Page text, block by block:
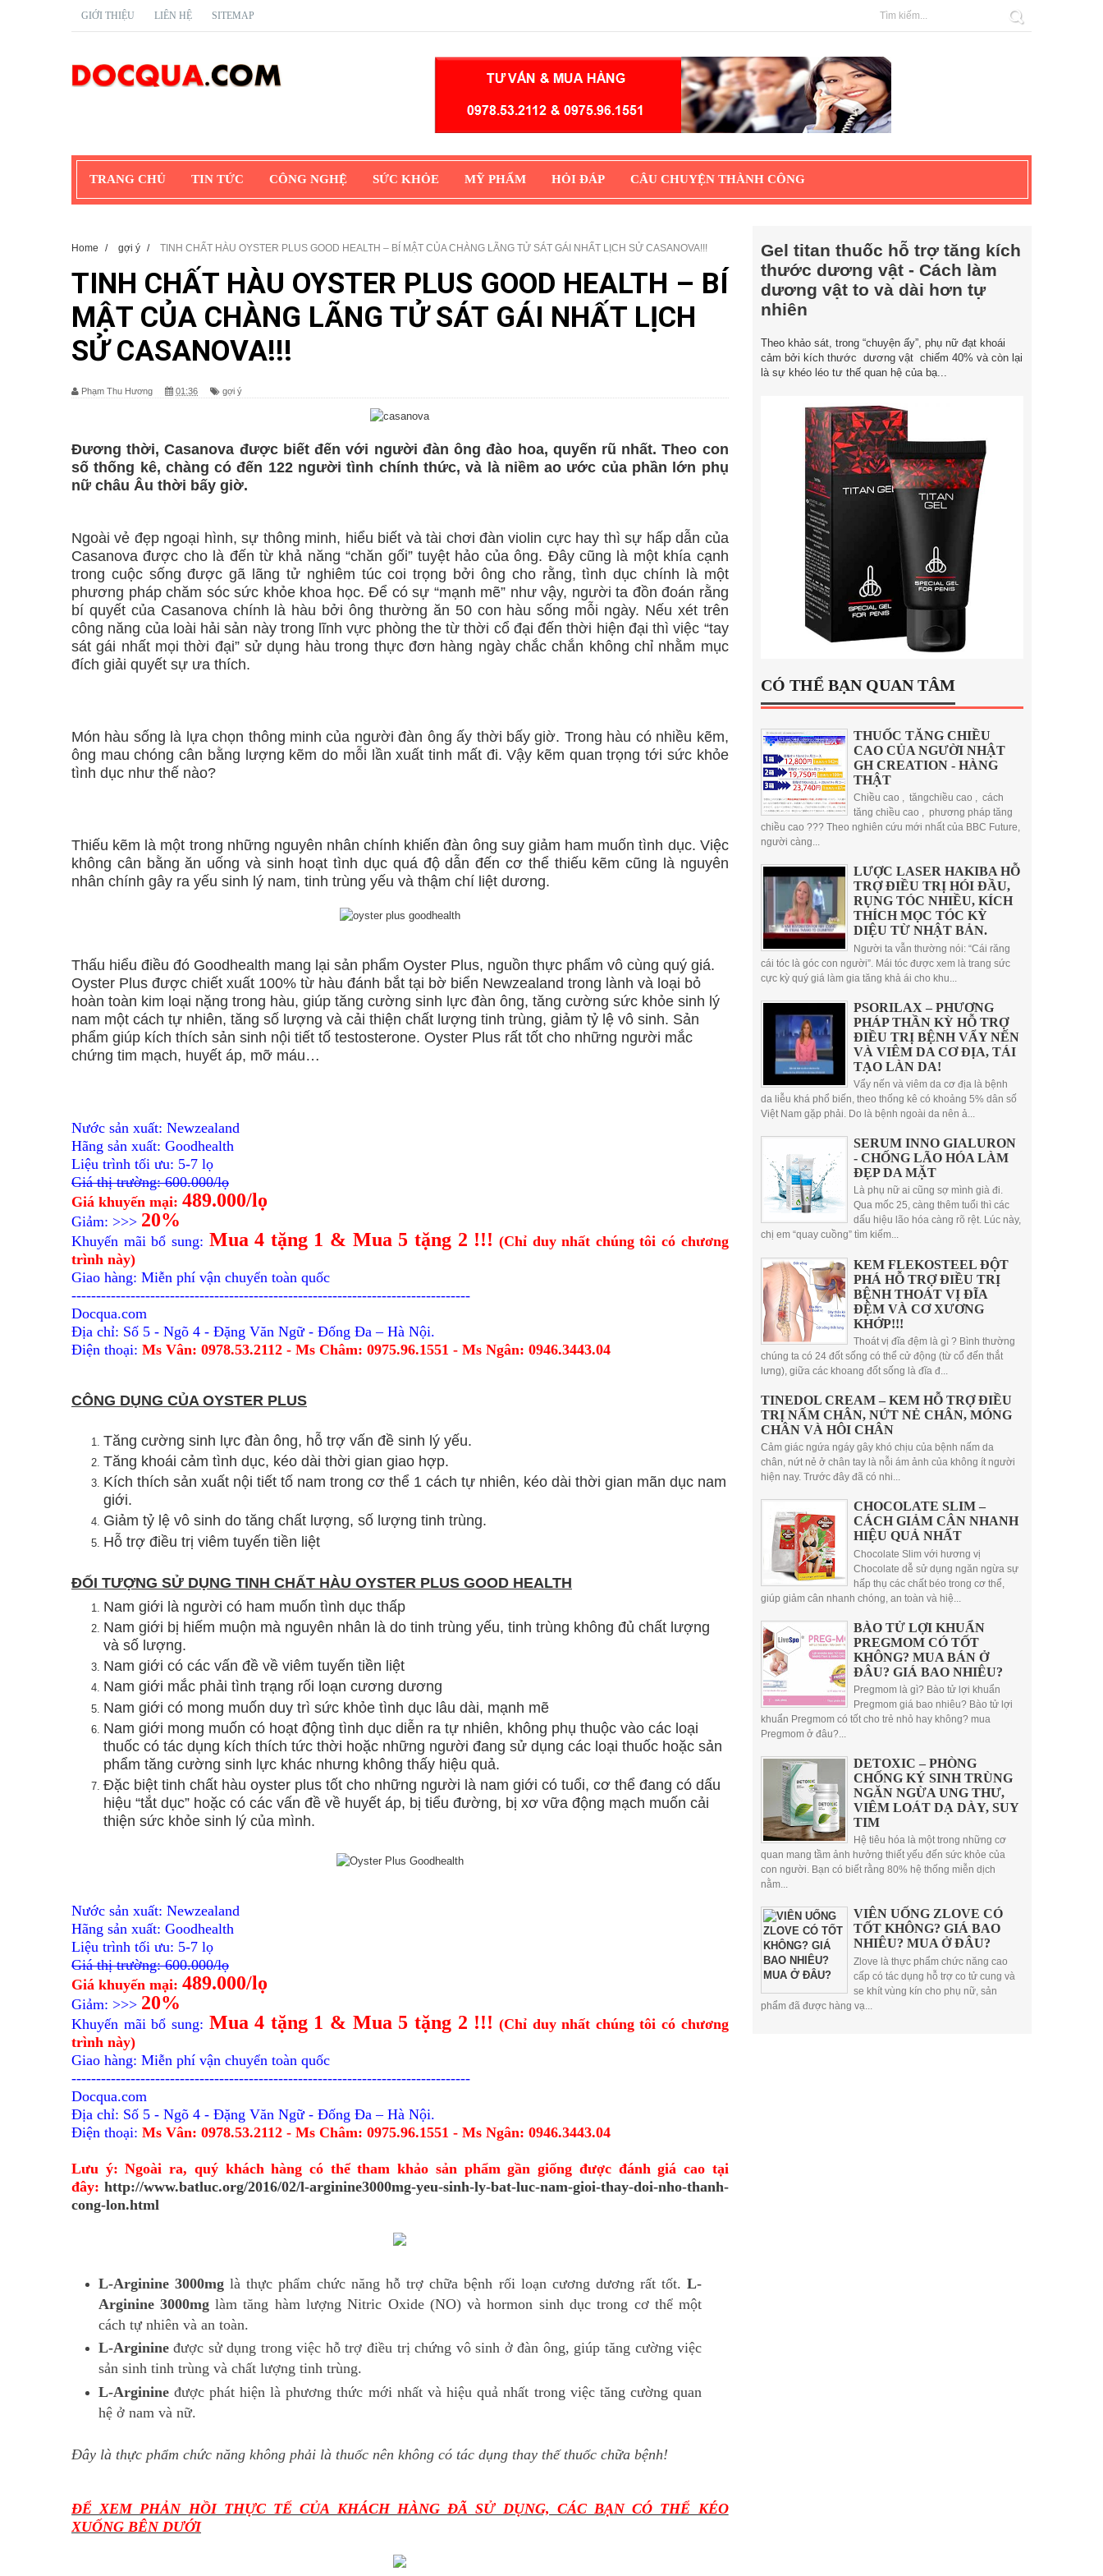
GIỚI THIỆU LIÊN HỆ SITEMAP
TRANG CHỦ TIN TỨC CÔNG NGHỆ SỨC KHỎE MỸ PHẨM HỎI ĐÁP CÂU CHUYỆN THÀNH CÔNG
Home / gợi ý / TINH CHẤT HÀU OYSTER PLUS GOOD HEALTH – BÍ MẬT CỦA CHÀNG LÃNG TỬ SÁT GÁI NHẤT LỊCH SỬ CASANOVA!!!
TINH CHẤT HÀU OYSTER PLUS GOOD HEALTH – BÍ
MẬT CỦA CHÀNG LÃNG TỬ SÁT GÁI NHẤT LỊCH
SỬ CASANOVA!!!
Phạm Thu Hương 01:36 gợi ý
Đương thời, Casanova được biết đến với người đàn ông đào hoa, quyến rũ nhất. Theo con
số thống kê, chàng có đến 122 người tình chính thức, và là niềm ao ước của phần lớn phụ
nữ châu Âu thời bấy giờ.
Ngoài vẻ đẹp ngoại hình, sự thông minh, hiểu biết và tài chơi đàn violin cực hay thì sự hấp dẫn của
Casanova được cho là đến từ khả năng “chăn gối” tuyệt hảo của ông. Đây cũng là một khía cạnh
trong cuộc sống được gã lãng tử nghiêm túc coi trọng bởi ông cho rằng, tình dục chính là một
phương pháp chăm sóc sức khỏe khoa học. Để có sự “mạnh mẽ” như vậy, người ta đồn đoán rằng
bí quyết của Casanova chính là hàu bởi ông thường ăn 50 con hàu sống mỗi ngày. Nếu xét trên
công năng của loài hải sản này trong lĩnh vực phòng the từ thời cổ đại đến thời hiện đại thì việc “tay
sát gái nhất mọi thời đại” sử dụng hàu trong thực đơn hàng ngày chắc chắn không chỉ nhằm mục
đích giải quyết sự ưa thích.
Món hàu sống là lựa chọn thông minh của người đàn ông ấy thời bấy giờ. Trong hàu có nhiều kẽm,
ông mau chóng cân bằng lượng kẽm do mỗi lần xuất tinh mất đi. Vậy kẽm quan trọng tới sức khỏe
tình dục như thế nào?
Thiếu kẽm là một trong những nguyên nhân chính khiến đàn ông suy giảm ham muốn tình dục. Việc
không cân bằng ăn uống và sinh hoạt tình dục quá độ dẫn đến cơ thể thiếu kẽm cũng là nguyên
nhân chính gây ra yếu sinh lý nam, tinh trùng yếu và thậm chí liệt dương.
Thấu hiểu điều đó Goodhealth mang lại sản phẩm Oyster Plus, nguồn thực phẩm vô cùng quý giá.
Oyster Plus được chiết xuất 100% từ hàu đánh bắt tại bờ biển Newzealand trong lành và loại bỏ
hoàn toàn kim loại nặng trong hàu, giúp tăng cường sinh lực đàn ông, tăng cường sức khỏe sinh lý
nam một cách tự nhiên, tăng số lượng và cải thiện chất lượng tinh trùng, giảm tỷ lệ vô sinh. Sản
phẩm giúp kích thích sản sinh nội tiết tố testosterone. Oyster Plus rất tốt cho những người mắc
chứng tim mạch, huyết áp, mỡ máu…
Nước sản xuất: Newzealand
Hãng sản xuất: Goodhealth
Liệu trình tối ưu: 5-7 lọ
Giá thị trường: 600.000/lọ
Giá khuyến mại: 489.000/lọ
Giảm: >>> 20%
Khuyến mãi bổ sung: Mua 4 tặng 1 & Mua 5 tặng 2 !!! (Chỉ duy nhất chúng tôi có chương
trình này)
Giao hàng: Miễn phí vận chuyển toàn quốc
---------------------------------------------------------------------------------
Docqua.com
Địa chỉ: Số 5 - Ngõ 4 - Đặng Văn Ngữ - Đống Đa – Hà Nội.
Điện thoại: Ms Vân: 0978.53.2112 - Ms Châm: 0975.96.1551 - Ms Ngân: 0946.3443.04
CÔNG DỤNG CỦA OYSTER PLUS
Tăng cường sinh lực đàn ông, hỗ trợ vấn đề sinh lý yếu.
Tăng khoái cảm tình dục, kéo dài thời gian giao hợp.
Kích thích sản xuất nội tiết tố nam trong cơ thể 1 cách tự nhiên, kéo dài thời gian mãn dục nam
giới.
Giảm tỷ lệ vô sinh do tăng chất lượng, số lượng tinh trùng.
Hỗ trợ điều trị viêm tuyến tiền liệt
ĐỐI TƯỢNG SỬ DỤNG TINH CHẤT HÀU OYSTER PLUS GOOD HEALTH
Nam giới là người có ham muốn tình dục thấp
Nam giới bị hiếm muộn mà nguyên nhân là do tinh trùng yếu, tinh trùng không đủ chất lượng
và số lượng.
Nam giới có các vấn đề về viêm tuyến tiền liệt
Nam giới mắc phải tình trạng rối loạn cương dương
Nam giới có mong muốn duy trì sức khỏe tình dục lâu dài, mạnh mẽ
Nam giới mong muốn có hoạt động tình dục diễn ra tự nhiên, không phụ thuộc vào các loại
thuốc có tác dụng kích thích tức thời hoặc những người đang sử dụng các loại thuốc hoặc sản
phẩm tăng cường sinh lực khác nhưng không thấy hiệu quả.
Đặc biệt tinh chất hàu oyster plus tốt cho những người là nam giới có tuổi, cơ thể đang có dấu
hiệu “tắt dục” hoặc có các vấn đề về huyết áp, bị tiểu đường, bị xơ vữa động mạch muốn cải
thiện sức khỏe sinh lý của mình.
Nước sản xuất: Newzealand
Hãng sản xuất: Goodhealth
Liệu trình tối ưu: 5-7 lọ
Giá thị trường: 600.000/lọ
Giá khuyến mại: 489.000/lọ
Giảm: >>> 20%
Khuyến mãi bổ sung: Mua 4 tặng 1 & Mua 5 tặng 2 !!! (Chỉ duy nhất chúng tôi có chương
trình này)
Giao hàng: Miễn phí vận chuyển toàn quốc
---------------------------------------------------------------------------------
Docqua.com
Địa chỉ: Số 5 - Ngõ 4 - Đặng Văn Ngữ - Đống Đa – Hà Nội.
Điện thoại: Ms Vân: 0978.53.2112 - Ms Châm: 0975.96.1551 - Ms Ngân: 0946.3443.04
Lưu ý: Ngoài ra, quý khách hàng có thể tham khảo sản phẩm gần giống được đánh giá cao tại
đây: http://www.batluc.org/2016/02/l-arginine3000mg-yeu-sinh-ly-bat-luc-nam-gioi-thay-doi-nho-thanh-
cong-lon.html
L-Arginine 3000mglà thực phẩm chức năng hỗ trợ chữa bệnh rối loạn cương dương rất tốt.L-
Arginine 3000mglàm tăng hàm lượng Nitric Oxide (NO) và hormon sinh dục trong cơ thể một
cách tự nhiên và an toàn.
L-Arginineđược sử dụng trong việc hỗ trợ điều trị chứng vô sinh ở đàn ông, giúp tăng cường việc
sản sinh tinh trùng và chất lượng tinh trùng.
L-Arginineđược phát hiện là phương thức mới nhất và hiệu quả nhất trong việc tăng cường quan
hệ ở nam và nữ.
Đây là thực phẩm chức năng không phải là thuốc nên không có tác dụng thay thế thuốc chữa bệnh!
ĐỂ XEM PHẢN HỒI THỰC TẾ CỦA KHÁCH HÀNG ĐÃ SỬ DỤNG, CÁC BẠN CÓ THỂ KÉO
XUỐNG BÊN DƯỚI
Gel titan thuốc hỗ trợ tăng kích
thước dương vật - Cách làm
dương vật to và dài hơn tự
nhiên
Theo khảo sát, trong “chuyện ấy”, phụ nữ đạt khoái
cảm bởi kích thước dương vật chiếm 40% và còn lại
là sự khéo léo tư thế quan hệ của bạ...
CÓ THỂ BẠN QUAN TÂM
THUỐC TĂNG CHIỀU
CAO CỦA NGƯỜI NHẬT
GH CREATION - HÀNG
THẬT
Chiều cao , tăngchiều cao , cách
tăng chiều cao , phương pháp tăng
chiều cao ??? Theo nghiên cứu mới nhất của BBC Future,
người càng...
LƯỢC LASER HAKIBA HỖ
TRỢ ĐIỀU TRỊ HÓI ĐẦU,
RỤNG TÓC NHIỀU, KÍCH
THÍCH MỌC TÓC KỲ
DIỆU TỪ NHẬT BẢN.
Người ta vẫn thường nói: “Cái răng
cái tóc là góc con người”. Mái tóc được xem là trang sức
cực kỳ quý giá làm gia tăng khả ái cho khu...
PSORILAX – PHƯƠNG
PHÁP THẦN KỲ HỖ TRỢ
ĐIỀU TRỊ BỆNH VẨY NẾN
VÀ VIÊM DA CƠ ĐỊA, TÁI
TẠO LÀN DA!
Vẩy nến và viêm da cơ địa là bệnh
da liễu khá phổ biến, theo thống kê có khoảng 5% dân số
Việt Nam gặp phải. Do là bệnh ngoài da nên ả...
SERUM INNO GIALURON
- CHỐNG LÃO HÓA LÀM
ĐẸP DA MẶT
Là phụ nữ ai cũng sợ mình già đi.
Qua mốc 25, càng thêm tuổi thì các
dấu hiệu lão hóa càng rõ rệt. Lúc này,
chị em “quay cuồng” tìm kiếm...
KEM FLEKOSTEEL ĐỘT
PHÁ HỖ TRỢ ĐIỀU TRỊ
BỆNH THOÁT VỊ ĐĨA
ĐỆM VÀ CƠ XƯƠNG
KHỚP!!!
Thoát vị đĩa đệm là gì ? Bình thường
chúng ta có 24 đốt sống có thể cử động (từ cổ đến thắt
lưng), giữa các khoang đốt sống là đĩa đ...
TINEDOL CREAM – KEM HỖ TRỢ ĐIỀU
TRỊ NẤM CHÂN, NỨT NẺ CHÂN, MÓNG
CHÂN VÀ HÔI CHÂN
Cảm giác ngứa ngáy gây khó chịu của bệnh nấm da
chân, nứt nẻ ở chân tay là nỗi ám ảnh của không ít người
hiện nay. Trước đây đã có nhi...
CHOCOLATE SLIM –
CÁCH GIẢM CÂN NHANH
HIỆU QUẢ NHẤT
Chocolate Slim với hương vị
Chocolate dễ sử dụng ngăn ngừa sự
hấp thụ các chất béo trong cơ thể,
giúp giảm cân nhanh chóng, an toàn và hiệ...
BÀO TỬ LỢI KHUẨN
PREGMOM CÓ TỐT
KHÔNG? MUA BÁN Ở
ĐÂU? GIÁ BAO NHIÊU?
Pregmom là gì? Bào tử lợi khuẩn
Pregmom giá bao nhiêu? Bào tử lợi
khuẩn Pregmom có tốt cho trẻ nhỏ hay không? mua
Pregmom ở đâu?...
DETOXIC – PHÒNG
CHỐNG KÝ SINH TRÙNG
NGĂN NGỪA UNG THƯ,
VIÊM LOÁT DẠ DÀY, SUY
TIM
Hệ tiêu hóa là một trong những cơ
quan mang tầm ảnh hưởng thiết yếu đến sức khỏe của
con người. Bạn có biết rằng 80% hệ thống miễn dịch
nằm...
VIÊN UỐNG ZLOVE CÓ
TỐT KHÔNG? GIÁ BAO
NHIÊU? MUA Ở ĐÂU?
Zlove là thực phẩm chức năng cao
cấp có tác dụng hỗ trợ co tử cung và
se khít vùng kín cho phụ nữ, sản
phẩm đã được hàng vạ...